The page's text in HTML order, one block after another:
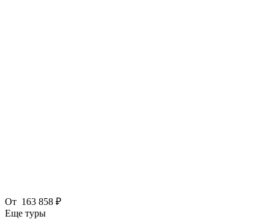
От 163 858 ₽
Еще туры